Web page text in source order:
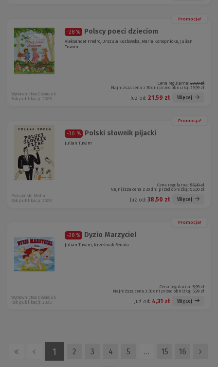
Promocja!
-28 % Polscy poeci dzieciom
Aleksander Fredro, Urszula Kozłowska, Maria Konopnicka, Julian
Tuwim
Cena regularna: 29,99 zł
Najniższa cena z 30 dni przed obniżką: 29,99 zł
Już od: 21,59 zł Więcej
Wydawnictwo Olesiejuk
Rok publikacji: 2025
Promocja!
-30 % Polski słownik pijacki
Julian Tuwim
Cena regularna: 55,00 zł
Najniższa cena z 30 dni przed obniżką: 55,00 zł
Już od: 38,50 zł Więcej
Prószyński Media
Rok publikacji: 2025
Promocja!
-28 % Dyzio Marzyciel
Julian Tuwim, Krześniak Renata
Cena regularna: 5,99 zł
Najniższa cena z 30 dni przed obniżką: 5,99 zł
Już od: 4,31 zł Więcej
Wydawnictwo Olesiejuk
Rok publikacji: 2025
1 2 3 4 5 … 15 16